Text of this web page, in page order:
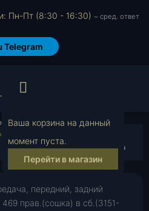
Пн-Пт (8:30 - 16:30) ~ сред. ответ
Telegram
Ваша корзина на данный
момент пуста.
Перейти в магазин
ma***@mail.ru
передний, задний
469 прав.(сошка) в сб.(3151-